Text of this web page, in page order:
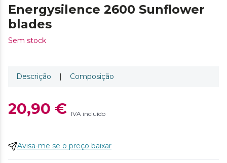
Energysilence 2600 Sunflower
blades
Sem stock
Descrição | Composição
20,90 € IVA incluído
Avisa-me se o preço baixar